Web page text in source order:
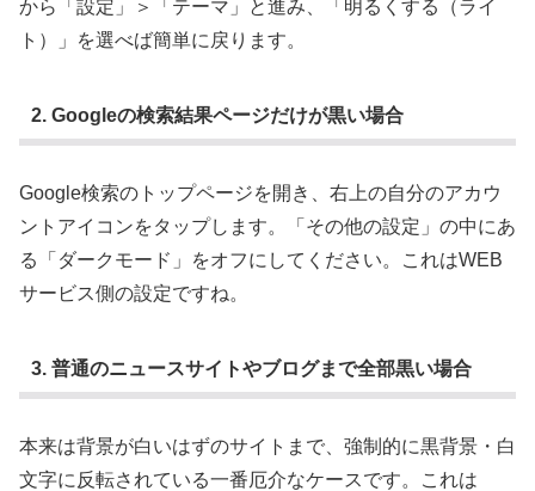
から「設定」＞「テーマ」と進み、「明るくする（ライ
ト）」を選べば簡単に戻ります。
2. Googleの検索結果ページだけが黒い場合
Google検索のトップページを開き、右上の自分のアカウ
ントアイコンをタップします。「その他の設定」の中にあ
る「ダークモード」をオフにしてください。これはWEB
サービス側の設定ですね。
3. 普通のニュースサイトやブログまで全部黒い場合
本来は背景が白いはずのサイトまで、 強制的に黒背景・白
文字に反転されている一番厄介なケースです。これは